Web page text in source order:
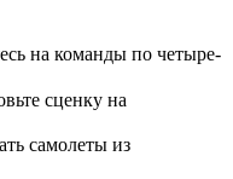
на команды по четыре-
сценку на
самолеты из